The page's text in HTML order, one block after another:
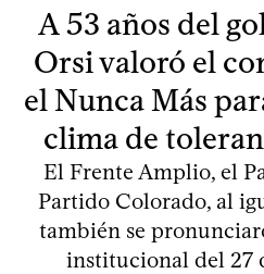
A 53 años del
Orsi valoró el
el Nunca Más
clima de
El Frente Amplio, el
Partido Colorado, al
también se
institucional del 27